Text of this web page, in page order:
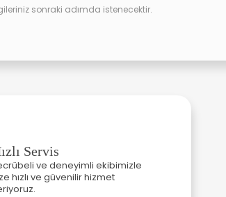
sonraki adımda istenecektir.
Servis
ve deneyimli ekibimizle
hızlı ve güvenilir hizmet